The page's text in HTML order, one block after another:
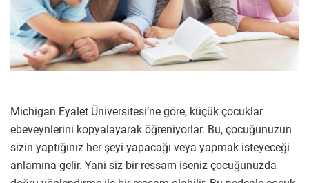
Michigan Eyalet Üniversitesi’ne göre, küçük çocuklar
ebeveynlerini kopyalayarak öğreniyorlar. Bu, çocuğunuzun
sizin yaptığınız her şeyi yapacağı veya yapmak isteyeceği
anlamına gelir. Yani siz bir ressam iseniz çocuğunuzda